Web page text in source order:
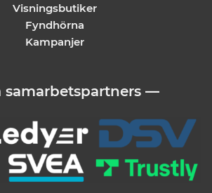
Visningsbutiker
Fyndhörna
Kampanjer
samarbetspartners —